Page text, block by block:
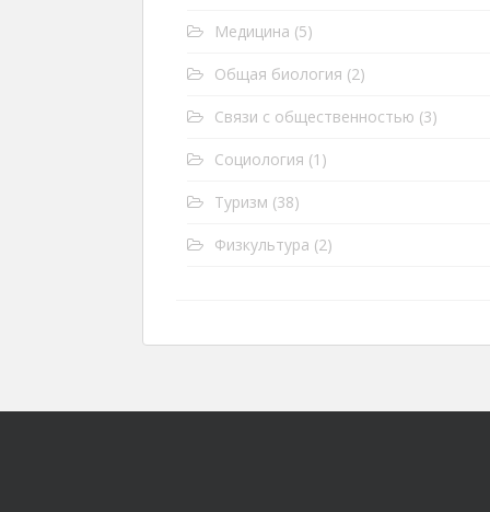
Медицина (5)
Общая биология (2)
Связи с общественностью (3)
Социология (1)
Туризм (38)
Физкультура (2)